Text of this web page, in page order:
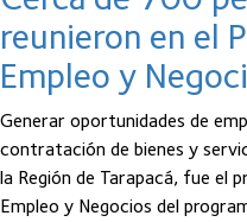
reunieron en el
Empleo y
Generar oportunidades de
contratación de bienes y
la Región de Tarapacá, fue el
Empleo y Negocios del